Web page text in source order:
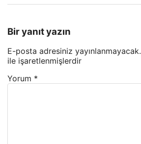
Bir yanıt yazın
E-posta adresiniz yayınlanmayacak.
ile işaretlenmişlerdir
Yorum *